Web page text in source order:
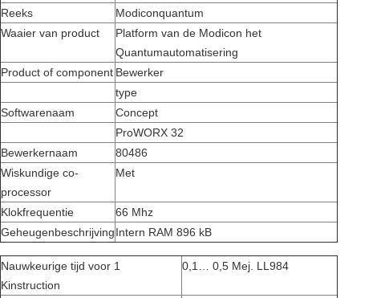
Reeks
Modiconquantum
Waaier van product
Platform van de Modicon het
Quantumautomatisering
Product of component Bewerker
type
Softwarenaam
Concept
ProWORX 32
Bewerkernaam
80486
Wiskundige co-
processor
Met
Klokfrequentie
66 Mhz
GeheugenbeschrijvingIntern RAM 896 kB
Nauwkeurige tijd voor 1
Kinstruction
0,1… 0,5 Mej. LL984